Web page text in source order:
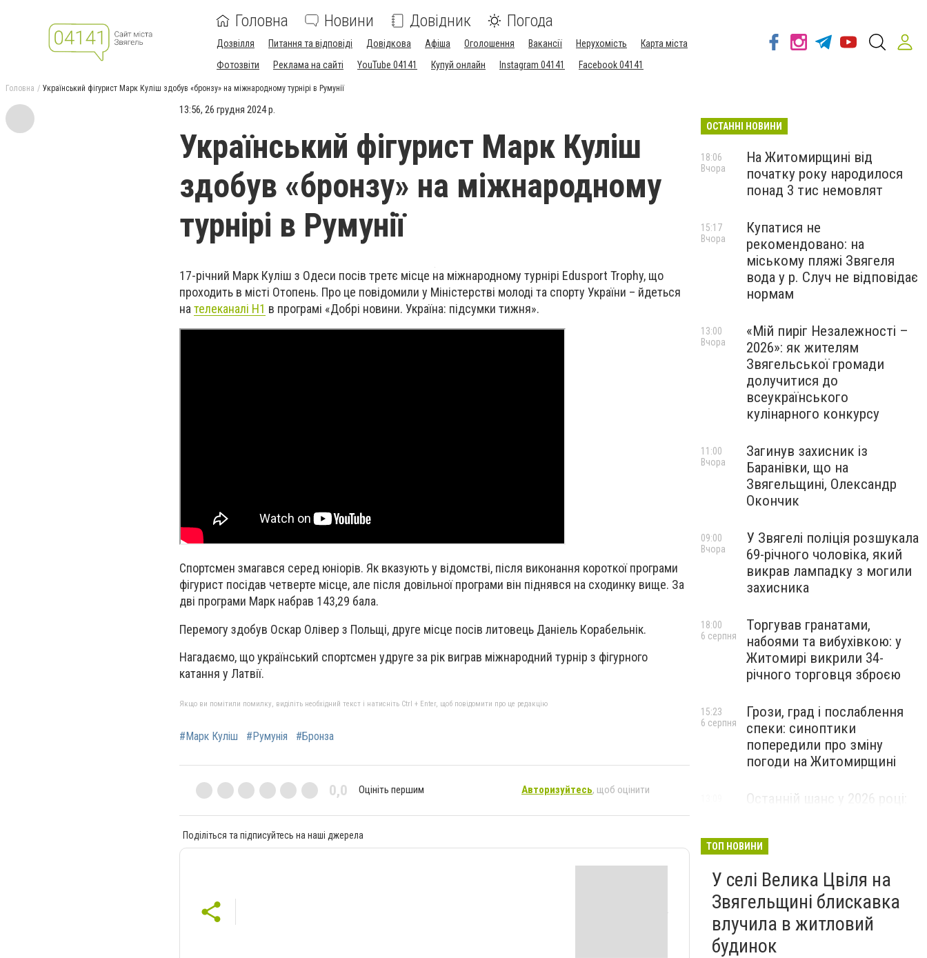
Головна Новини Довідник Погода
Дозвілля Питання та відповіді Довідкова Афіша Оголошення Вакансії Нерухомість
Карта міста
Фотозвіти
Реклама на сайті YouTube 04141 Купуй онлайн Instagram 04141 Facebook 04141
Головна Український фігурист Марк Куліш здобув «бронзу» на міжнародному турнірі в Румунії
13:56, 26 грудня 2024 р.
Український фігурист Марк Куліш
здобув «бронзу» на міжнародному
турнірі в Румунії
17-річний Марк Куліш з Одеси посів третє місце на міжнародному турнірі Edusport Trophy, що
проходить в місті Отопень. Про це повідомили у Міністерстві молоді та спорту України – йдеться
на телеканалі Н1 в програмі «Добрі новини. Україна: підсумки тижня».
Спортсмен змагався серед юніорів. Як вказують у відомстві, після виконання короткої програми
фігурист посідав четверте місце, але після довільної програми він піднявся на сходинку вище. За
дві програми Марк набрав 143,29 бала.
Перемогу здобув Оскар Олівер з Польщі, друге місце посів литовець Даніель Корабельнік.
Нагадаємо, що український спортсмен удруге за рік виграв міжнародний турнір з фігурного
катання у Латвії.
Якщо ви помітили помилку, виділіть необхідний текст і натисніть Ctrl + Enter, щоб повідомити про це редакцію
#Марк Куліш #Румунія #Бронза
0,0 Оцініть першим Авторизуйтесь, щоб оцінити
Поділіться та підписуйтесь на наші джерела
ОСТАННІ НОВИНИ
На Житомирщині від
початку року народилося
понад 3 тис немовлят
18:06
Вчора
Купатися не
рекомендовано: на
міському пляжі Звягеля
вода у р. Случ не відповідає
нормам
15:17
Вчора
«Мій пиріг Незалежності –
2026»: як жителям
Звягельської громади
долучитися до
всеукраїнського
кулінарного конкурсу
13:00
Вчора
Загинув захисник із
Баранівки, що на
Звягельщині, Олександр
Окончик
11:00
Вчора
У Звягелі поліція розшукала
69-річного чоловіка, який
викрав лампадку з могили
захисника
09:00
Вчора
Торгував гранатами,
набоями та вибухівкою: у
Житомирі викрили 34-
річного торговця зброєю
18:00
6 серпня
Грози, град і послаблення
спеки: синоптики
попередили про зміну
погоди на Житомирщині
15:23
6 серпня
Останній шанс у 2026 році:
майбутніх водійок автобусів
ТОП НОВИНИ
У селі Велика Цвіля на
Звягельщині блискавка
влучила в житловий
будинок